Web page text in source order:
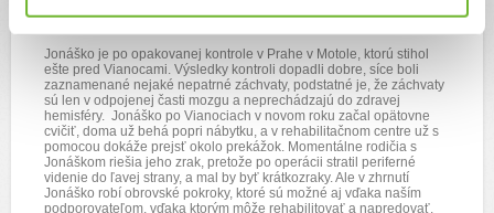
Jonáško je po opakovanej kontrole v Prahe v Motole, ktorú stihol
ešte pred Vianocami. Výsledky kontroli dopadli dobre, síce boli
zaznamenané nejaké nepatrné záchvaty, podstatné je, že záchvaty
sú len v odpojenej časti mozgu a neprechádzajú do zdravej
hemisféry. Jonáško po Vianociach v novom roku začal opätovne
cvičiť, doma už behá popri nábytku, a v rehabilitačnom centre už s
pomocou dokáže prejsť okolo prekážok. Momentálne rodičia s
Jonáškom riešia jeho zrak, pretože po operácii stratil periferné
videnie do ľavej strany, a mal by byť krátkozraky. Ale v zhrnutí
Jonáško robí obrovské pokroky, ktoré sú možné aj vďaka naším
podporovateľom, vďaka ktorým môže rehabilitovať a napredovať.